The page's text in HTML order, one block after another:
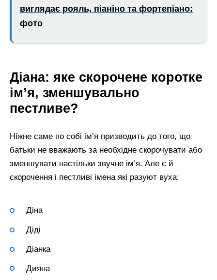
виглядає рояль, піаніно та фортепіано:
фото
Діана: яке скорочене коротке
ім’я, зменшувально
пестливе?
Ніжне саме по собі ім’я призводить до того, що
батьки не вважають за необхідне скорочувати або
зменшувати настільки звучне ім’я. Але є й
скорочення і пестливі імена які разуют вуха:
Діна
Діді
Діанка
Дияна